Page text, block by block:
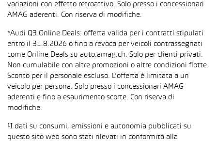
variazioni con effetto retroattivo. Solo presso i concessionari
AMAG aderenti. Con riserva di modifiche.
*Audi Q3 Online Deals: offerta valida per i contratti stipulati
entro il 31.8.2026 o fino a revoca per veicoli contrassegnati
come Online Deals su auto.amag.ch. Solo per clienti privati.
Non cumulabile con altre promozioni o altre condizioni flotte.
Sconto per il personale escluso. L’offerta è limitata a un
veicolo per persona. Solo presso i concessionari AMAG
aderenti e fino a esaurimento scorte. Con riserva di
modifiche.
¹I dati su consumi, emissioni e autonomia pubblicati su
questo sito web sono stati rilevati in conformità alla